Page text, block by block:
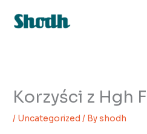
Korzyści z Hgh
/ Uncategorized / Byshodh